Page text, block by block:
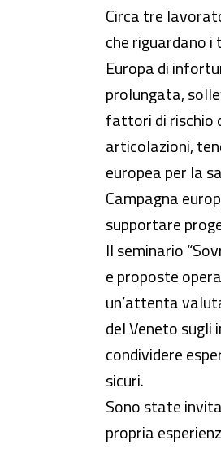
Webinar -
Circa tre
che riguardano
Europa di
prolungata,
fattori di rischio
articolazioni,
europea per la
Campagna
supportare
Il seminario
e proposte
un’attenta
del Veneto
condividere
sicuri.
Sono state
propria